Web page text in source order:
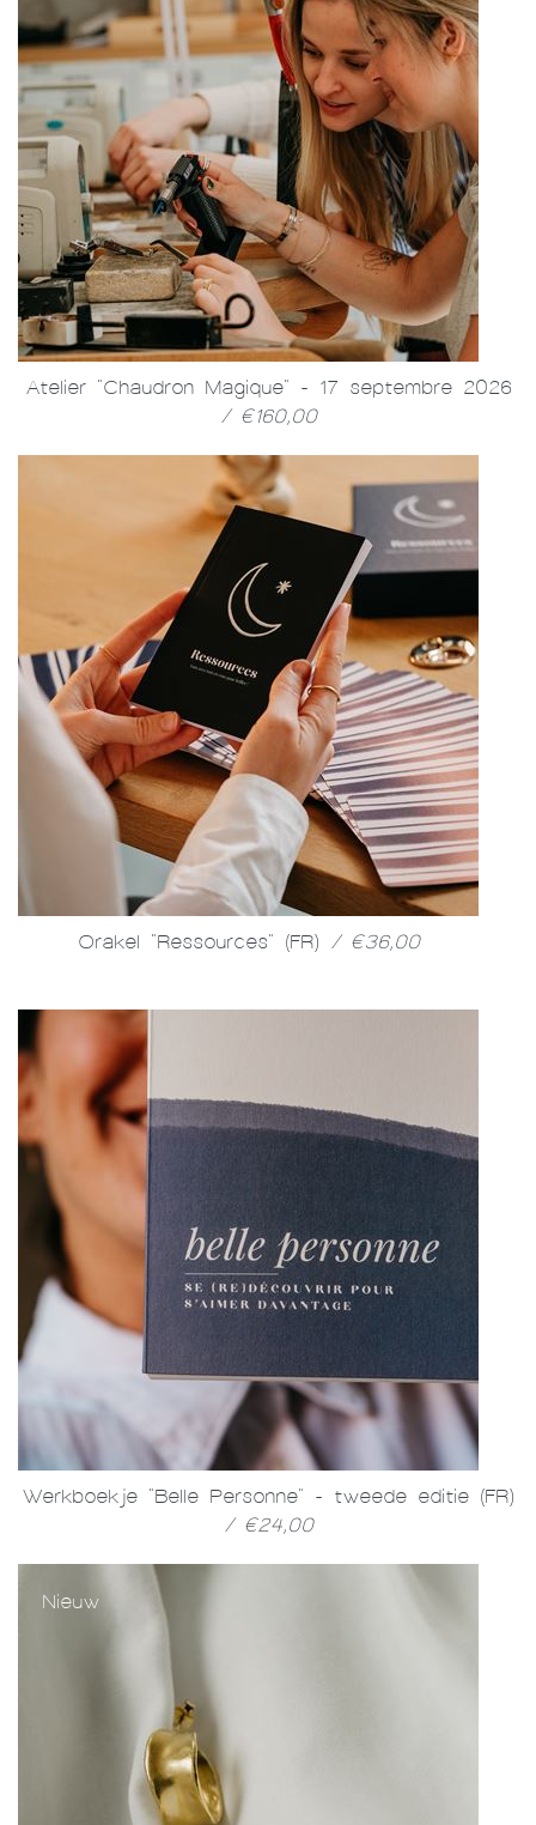
Atelier "Chaudron Magique" - 17 septembre 2026
/ €160,00
Orakel "Ressources" (FR) / €36,00
Werkboekje "Belle Personne" - tweede editie (FR)
/ €24,00
Nieuw